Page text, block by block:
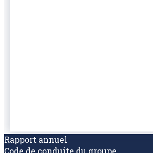
Rapport annuel
Code de conduite du groupe